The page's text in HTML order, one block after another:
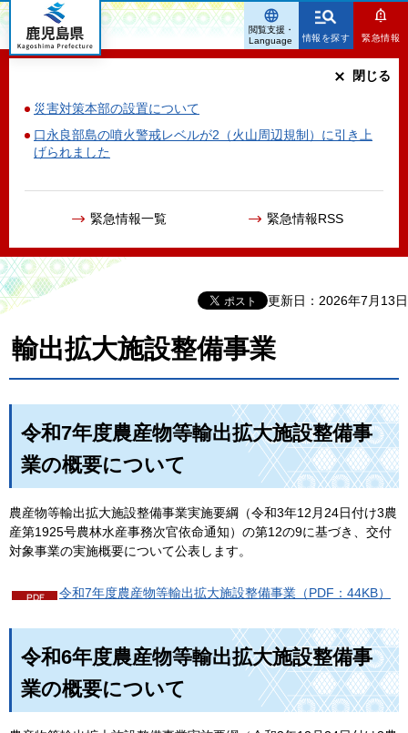
鹿児島県
情報を探す 緊急情報
災害対策本部の設置について
口永良部島の噴火警戒レベルが2（火山周辺規制）に引き上
げられました
緊急情報一覧 緊急情報RSS
閉じる
閲覧支援・
Language
更新日：2026年7月13日
輸出拡大施設整備事業
令和7年度農産物等輸出拡大施設整備事
業の概要について
農産物等輸出拡大施設整備事業実施要綱（令和3年12月24日付け3農
産第1925号農林水産事務次官依命通知）の第12の9に基づき、交付
対象事業の実施概要について公表します。
令和7年度農産物等輸出拡大施設整備事業（PDF：44KB）
令和6年度農産物等輸出拡大施設整備事
業の概要について